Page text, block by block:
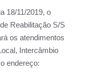
18/11/2019, o
Reabilitação S/S
os atendimentos
Intercâmbio
endereço: